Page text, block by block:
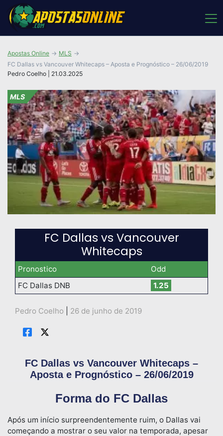
Pedro Coelho | 21.03.2025
Apostas Online
MLS
FC Dallas vs Vancouver Whitecaps – Aposta e Prognóstico – 26/06/2019
MLS
FC Dallas vs Vancouver
Whitecaps
Pronostico
Odd
FC Dallas DNB
1.25
Pedro Coelho 26 de junho de 2019
FC Dallas vs Vancouver Whitecaps –
Aposta e Prognóstico – 26/06/2019
Forma do FC Dallas
Após um início surpreendentemente ruim, o Dallas vai
começando a mostrar o seu valor na temporada, apesar